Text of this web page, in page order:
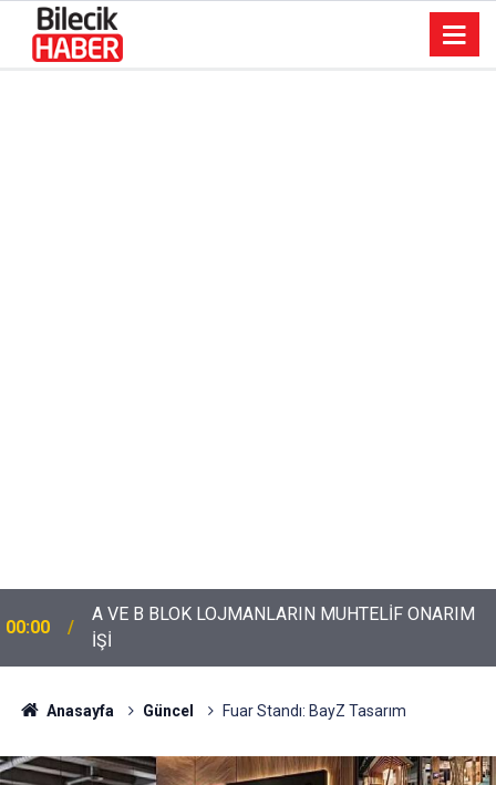
00:00
A VE B BLOK LOJMANLARIN MUHTELİF ONARIM
İŞİ
Anasayfa Güncel Fuar Standı: BayZ Tasarım